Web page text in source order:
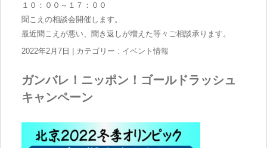
１０：００～１７：００
聞こえの相談会開催します。
最近聞こえが悪い、聞き返しが増えた等々ご相談承ります。
2022年2月7日
カテゴリー : イベント情報
ガンバレ！ニッポン！ゴールドラッシュ
キャンペーン